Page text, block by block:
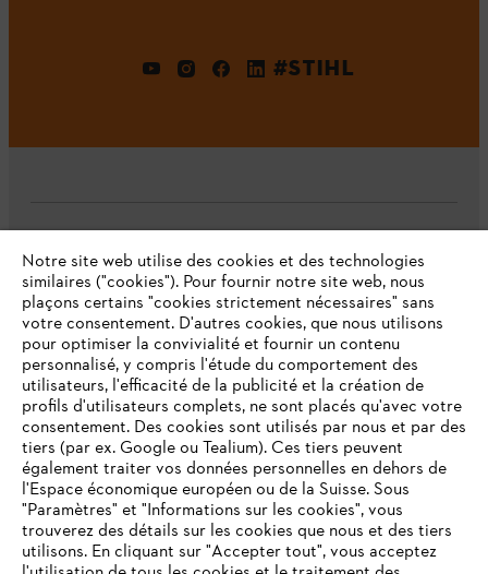
#STIHL
L'Entreprise
Questions fréquentes
Service
Politique de protection des données
VOTRE NAVIGATEUR INTERNET
N'EST PLUS PRIS EN CHARGE
Notre site web utilise des cookies et des technologies
similaires ("cookies"). Pour fournir notre site web, nous
plaçons certains "cookies strictement nécessaires" sans
votre consentement. D'autres cookies, que nous utilisons
pour optimiser la convivialité et fournir un contenu
personnalisé, y compris l'étude du comportement des
utilisateurs, l'efficacité de la publicité et la création de
profils d'utilisateurs complets, ne sont placés qu'avec votre
consentement. Des cookies sont utilisés par nous et par des
tiers (par ex. Google ou Tealium). Ces tiers peuvent
également traiter vos données personnelles en dehors de
l'Espace économique européen ou de la Suisse. Sous
"Paramètres" et "Informations sur les cookies", vous
trouverez des détails sur les cookies que nous et des tiers
utilisons. En cliquant sur "Accepter tout", vous acceptez